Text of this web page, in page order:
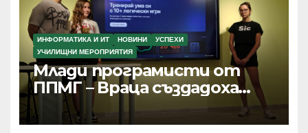
ИНФОРМАТИКА И ИТ НОВИНИ
УСПЕХИ
УЧИЛИЩНИ МЕРОПРИЯТИЯ
Млади програмисти от
ППМГ – Враца създадоха
дигитални продукти с
реално приложение и